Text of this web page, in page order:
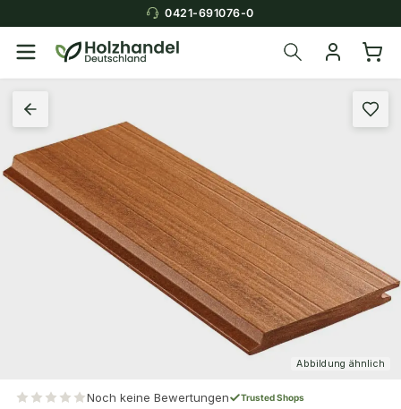
0421-691076-0
Abbildung ähnlich
Noch keine Bewertungen Trusted Shops